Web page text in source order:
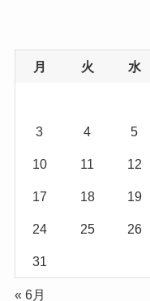
月 火 水
3 4 5
10 11 12
17 18 19
24 25 26
31
« 6月